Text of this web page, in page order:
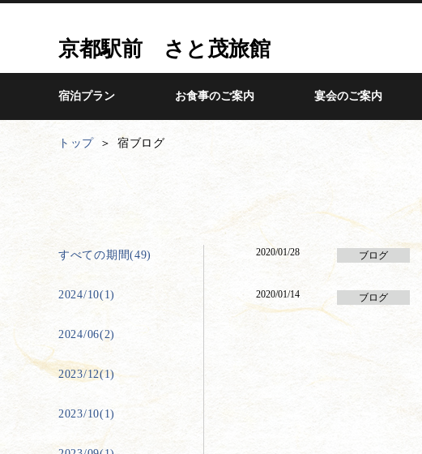
京都駅前 さと茂旅館
宿泊プラン お食事のご案内 宴会のご案内
トップ 宿ブログ
すべての期間(49)
2024/10(1)
2024/06(2)
2023/12(1)
2023/10(1)
2020/01/28 ブログ
2020/01/14 ブログ